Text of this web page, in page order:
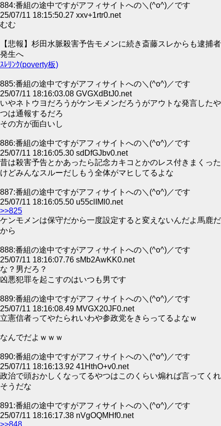
884:番組の途中ですがアフィサイトへの＼(^o^)／です
25/07/11 18:15:50.27 xxv+1rtr0.net
むむ
【悲報】杉田水脈殺害予告モメンに続き斎藤スレからも逮捕者
発生へ
ｽﾚﾘﾝｸ(poverty板)
885:番組の途中ですがアフィサイトへの＼(^o^)／です
25/07/11 18:16:03.08 GVGXdBtJ0.net
いやネトウヨだろうがケンモメンだろうがアウトな発言したや
つは通報するだろ
その方が面白いし
886:番組の途中ですがアフィサイトへの＼(^o^)／です
25/07/11 18:16:05.30 sdDfGJbv0.net
昔は殺害予告とかあったら記念カキコとかのレス付きまくった
けどみんなスルーだしもう全体がマヒしてるよな
887:番組の途中ですがアフィサイトへの＼(^o^)／です
25/07/11 18:16:05.50 u55clIMl0.net
>>825
ケンモメンは保守だから一度設定すると変えないんだよ馬鹿だ
から
888:番組の途中ですがアフィサイトへの＼(^o^)／です
25/07/11 18:16:07.76 sMb2AwKK0.net
な？男だろ？
凶悪犯罪を起こすのはいつも男です
889:番組の途中ですがアフィサイトへの＼(^o^)／です
25/07/11 18:16:08.49 MVGX20JF0.net
立憲信者ってやたられいわや参政党をきらってるよなｗ
なんでだよｗｗｗ
890:番組の途中ですがアフィサイトへの＼(^o^)／です
25/07/11 18:16:13.92 41HthO+v0.net
政治で頭おかしくなってるやつはこのくらい煽れば言ってくれ
そうだな
891:番組の途中ですがアフィサイトへの＼(^o^)／です
25/07/11 18:16:17.38 nVgOQMHf0.net
>>848